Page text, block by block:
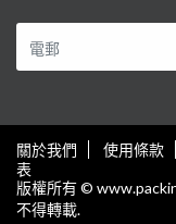
關於我們 使用條款
表
版權所有 ©
不得轉載.